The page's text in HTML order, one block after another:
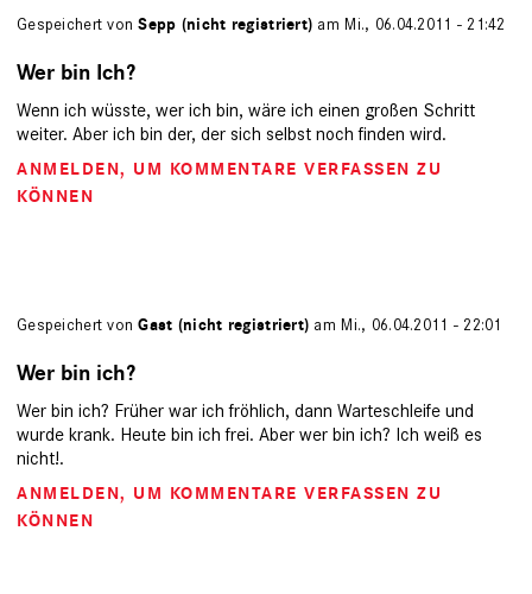
Gespeichert vonSepp (nicht registriert) am Mi., 06.04.2011 - 21:42
Wer bin Ich?
Wenn ich wüsste, wer ich bin, wäre ich einen großen Schritt
weiter. Aber ich bin der, der sich selbst noch finden wird.
ANMELDEN, UM KOMMENTARE VERFASSEN ZU
KÖNNEN
Gespeichert vonGast (nicht registriert) am Mi., 06.04.2011 - 22:01
Wer bin ich?
Wer bin ich? Früher war ich fröhlich, dann Warteschleife und
wurde krank. Heute bin ich frei. Aber wer bin ich? Ich weiß es
nicht!.
ANMELDEN, UM KOMMENTARE VERFASSEN ZU
KÖNNEN